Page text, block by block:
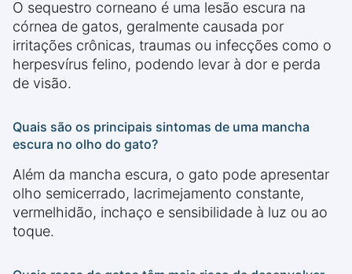
O sequestro corneano é uma lesão escura na
córnea de gatos, geralmente causada por
irritações crônicas, traumas ou infecções como o
herpesvírus felino, podendo levar à dor e perda
de visão.
Quais são os principais sintomas de uma mancha
escura no olho do gato?
Além da mancha escura, o gato pode apresentar
olho semicerrado, lacrimejamento constante,
vermelhidão, inchaço e sensibilidade à luz ou ao
toque.